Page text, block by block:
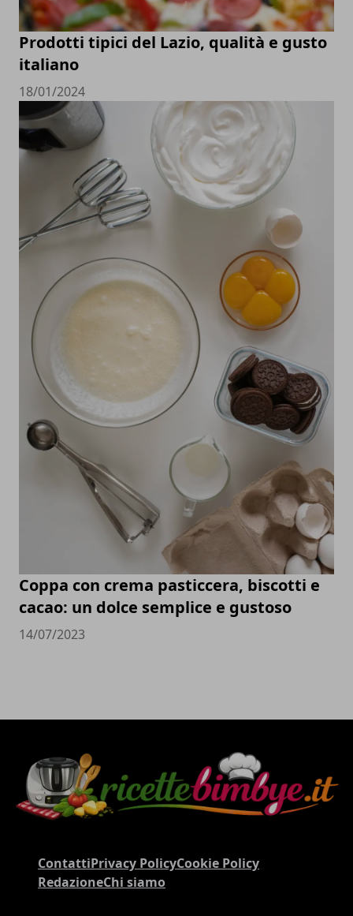
Prodotti tipici del Lazio, qualità e gusto
italiano
18/01/2024
Coppa con crema pasticcera, biscotti e
cacao: un dolce semplice e gustoso
14/07/2023
ContattiPrivacy PolicyCookie Policy
RedazioneChi siamo